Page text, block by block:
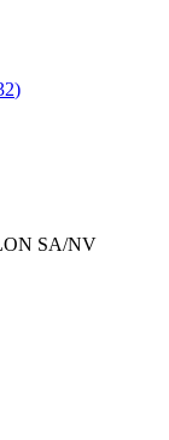
)
SA/NV